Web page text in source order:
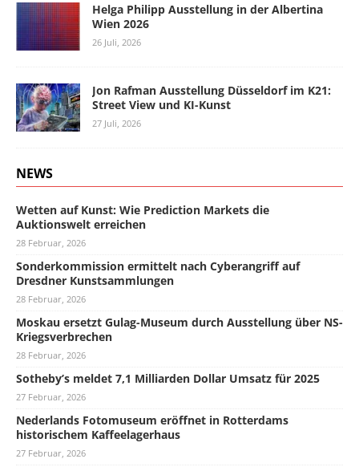
Helga Philipp Ausstellung in der Albertina
Wien 2026
26 Juli, 2026
Jon Rafman Ausstellung Düsseldorf im K21:
Street View und KI-Kunst
27 Juli, 2026
NEWS
Wetten auf Kunst: Wie Prediction Markets die
Auktionswelt erreichen
28 Februar, 2026
Sonderkommission ermittelt nach Cyberangriff auf
Dresdner Kunstsammlungen
28 Februar, 2026
Moskau ersetzt Gulag-Museum durch Ausstellung über NS-
Kriegsverbrechen
28 Februar, 2026
Sotheby’s meldet 7,1 Milliarden Dollar Umsatz für 2025
27 Februar, 2026
Nederlands Fotomuseum eröffnet in Rotterdams
historischem Kaffeelagerhaus
27 Februar, 2026